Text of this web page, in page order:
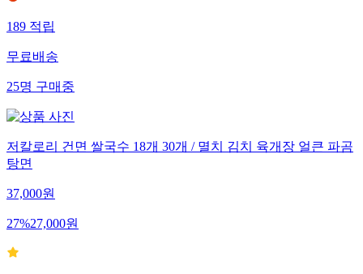
189 적립
무료배송
25명 구매중
저칼로리 건면 쌀국수 18개 30개 / 멸치 김치 육개장 얼큰 파곰
탕면
37,000원
27%27,000원